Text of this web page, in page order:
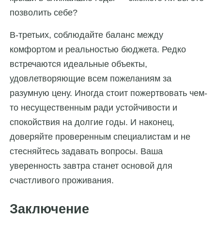
позволить себе?
В-третьих, соблюдайте баланс между
комфортом и реальностью бюджета. Редко
встречаются идеальные объекты,
удовлетворяющие всем пожеланиям за
разумную цену. Иногда стоит пожертвовать чем-
то несущественным ради устойчивости и
спокойствия на долгие годы. И наконец,
доверяйте проверенным специалистам и не
стесняйтесь задавать вопросы. Ваша
уверенность завтра станет основой для
счастливого проживания.
Заключение